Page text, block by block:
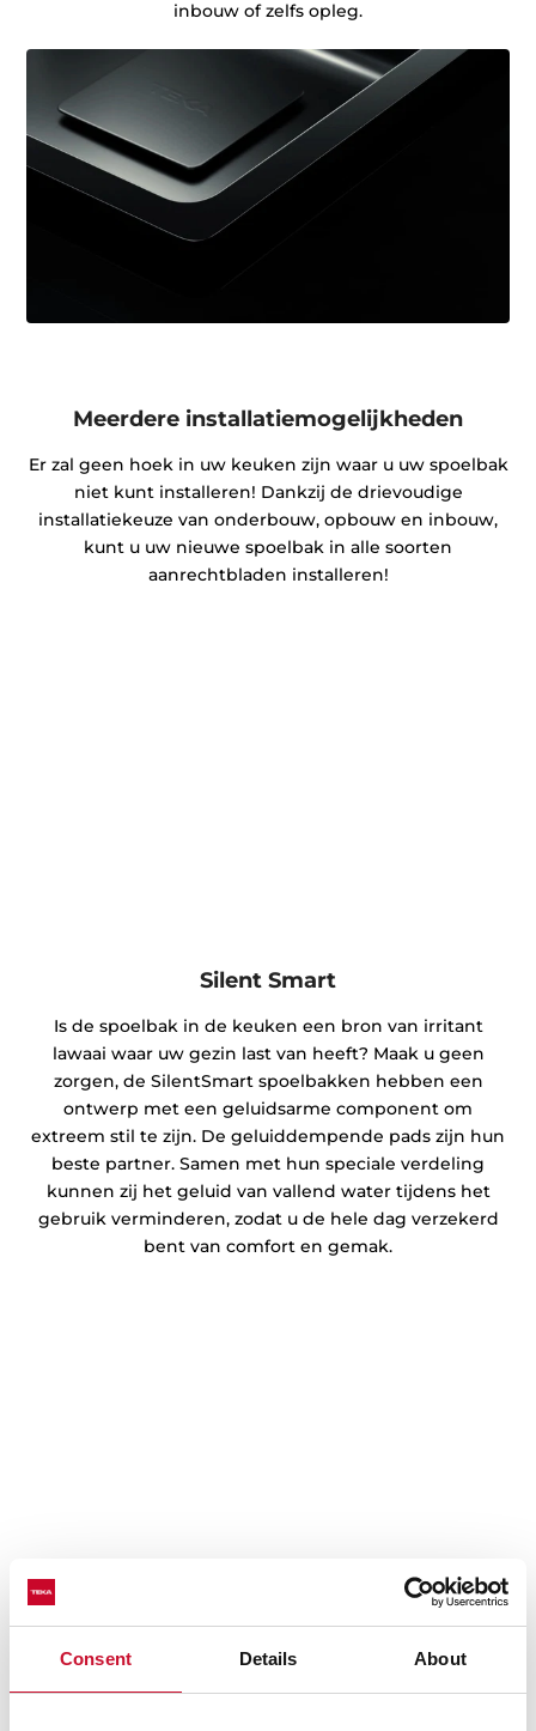
Consent Details About
inbouw of zelfs opleg.
Meerdere installatiemogelijkheden
Er zal geen hoek in uw keuken zijn waar u uw spoelbak
niet kunt installeren! Dankzij de drievoudige
installatiekeuze van onderbouw, opbouw en inbouw,
kunt u uw nieuwe spoelbak in alle soorten
aanrechtbladen installeren!
Silent Smart
Is de spoelbak in de keuken een bron van irritant
lawaai waar uw gezin last van heeft? Maak u geen
zorgen, de SilentSmart spoelbakken hebben een
ontwerp met een geluidsarme component om
extreem stil te zijn. De geluiddempende pads zijn hun
beste partner. Samen met hun speciale verdeling
kunnen zij het geluid van vallend water tijdens het
gebruik verminderen, zodat u de hele dag verzekerd
bent van comfort en gemak.
Spoelbakken met levenslange garantie
Teka spoelbakken worden gekenmerkt door hun top